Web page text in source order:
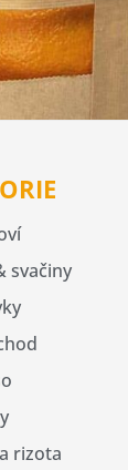
svačiny
rizota